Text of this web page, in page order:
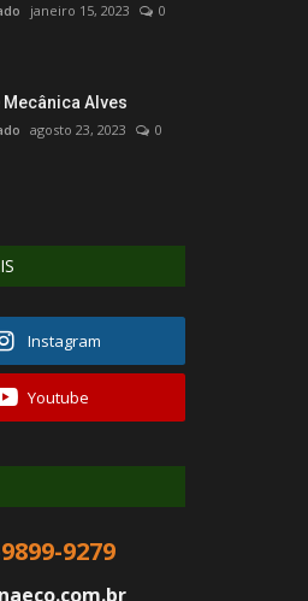
janeiro 15, 2023
0
Alves
agosto 23, 2023
0
Instagram
Youtube
9279